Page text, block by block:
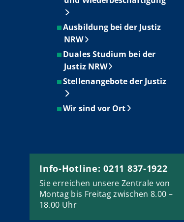
Ausbildung bei der Justiz
NRW
Duales Studium bei der
Justiz NRW
Stellenangebote der Justiz
Wir sind vor Ort
Info-Hotline: 0211 837-1922
Sie erreichen unsere Zentrale von
Montag bis Freitag zwischen 8.00 –
18.00 Uhr